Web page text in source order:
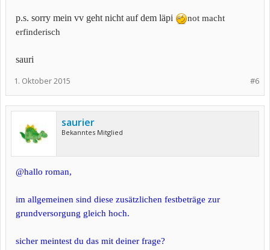
p.s. sorry mein vv geht nicht auf dem läpi
not macht
erfinderisch
sauri
#6
1. Oktober 2015
saurier
Bekanntes Mitglied
@hallo roman,
im allgemeinen sind diese zusätzlichen festbeträge zur
grundversorgung gleich hoch.
sicher meintest du das mit deiner frage?